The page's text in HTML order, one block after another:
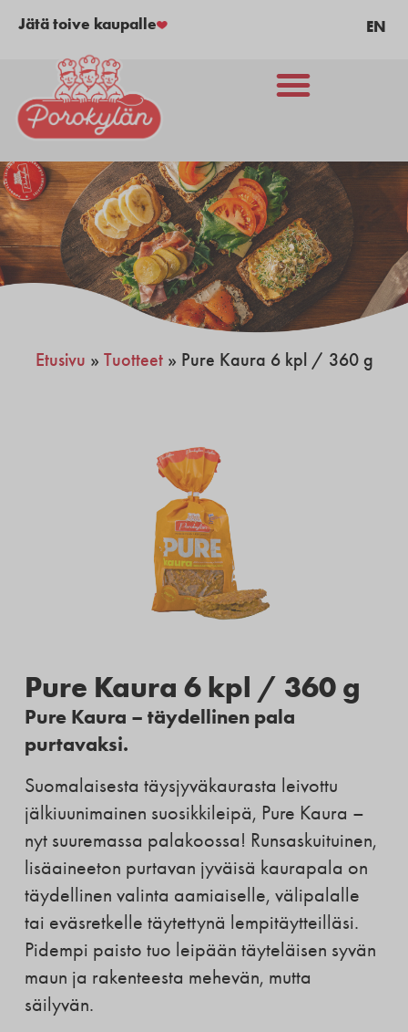
Jätä toive kaupalle EN
Etusivu » Tuotteet» Pure Kaura 6 kpl / 360 g
Pure Kaura 6 kpl / 360 g
Pure Kaura – täydellinen pala
purtavaksi.
Suomalaisesta täysjyväkaurasta leivottu
jälkiuunimainen suosikkileipä, Pure Kaura –
nyt suuremassa palakoossa! Runsaskuituinen,
lisäaineeton purtavan jyväisä kaurapala on
täydellinen valinta aamiaiselle, välipalalle
tai eväsretkelle täytettynä lempitäytteilläsi.
Pidempi paisto tuo leipään täyteläisen syvän
maun ja rakenteesta mehevän, mutta
säilyvän.